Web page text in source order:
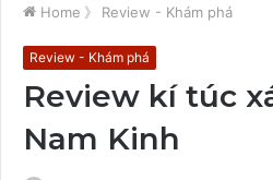
Home 》 Review - Khám phá
Review - Khám phá
Review kí túc
Nam Kinh